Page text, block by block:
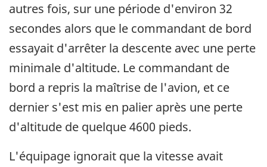
autres fois, sur une période d'environ 32
secondes alors que le commandant de bord
essayait d'arrêter la descente avec une perte
minimale d'altitude. Le commandant de
bord a repris la maîtrise de l'avion, et ce
dernier s'est mis en palier après une perte
d'altitude de quelque 4600 pieds.
L'équipage ignorait que la vitesse avait